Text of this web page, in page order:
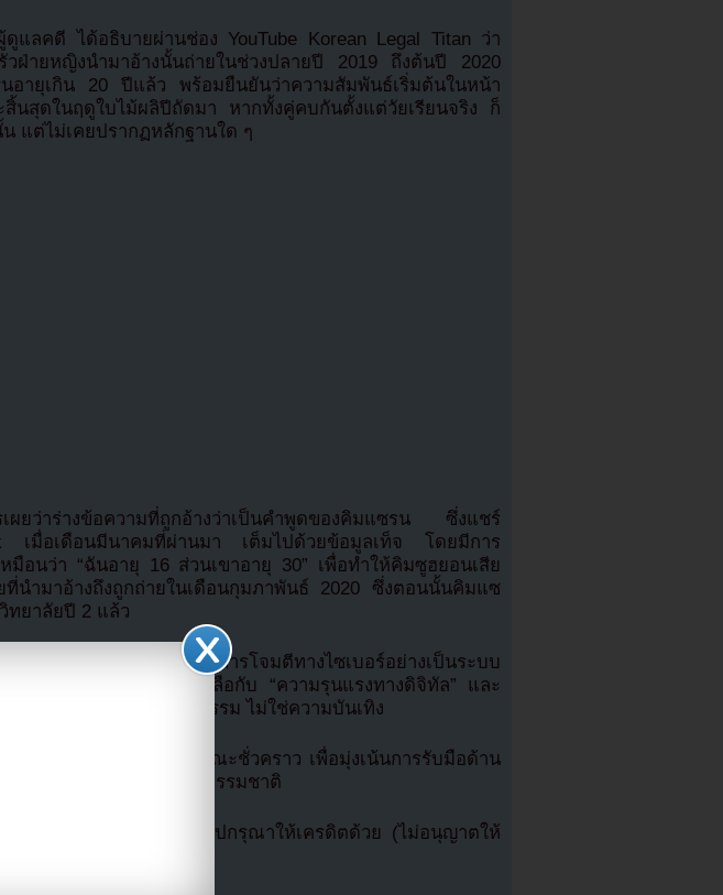
แลคดี ได้อธิบายผ่านช่อง YouTube Korean Legal Titan ว่า
วฝ่ายหญิงนำมาอ้างนั้นถ่ายในช่วงปลายปี 2019 ถึงต้นปี 2020
อายุเกิน 20 ปีแล้ว พร้อมยืนยันว่าความสัมพันธ์เริ่มต้นในหน้า
นสุดในฤดูใบไม้ผลิปีถัดมา หากทั้งคู่คบกันตั้งแต่วัยเรียนจริง ก็
แต่ไม่เคยปรากฏหลักฐานใด ๆ
เผยว่าร่างข้อความที่ถูกอ้างว่าเป็นคำพูดของคิมแซรน ซึ่งแชร์
เมื่อเดือนมีนาคมที่ผ่านมา เต็มไปด้วยข้อมูลเท็จ โดยมีการ
มือนว่า “ฉันอายุ 16 ส่วนเขาอายุ 30” เพื่อทำให้คิมซูฮยอนเสีย
นำมาอ้างถึงถูกถ่ายในเดือนกุมภาพันธ์ 2020 ซึ่งตอนนั้นคิมแซ
ทยาลัยปี 2 แล้ว
า “คิมซูฮยอนกำลังเผชิญการโจมตีทางไซเบอร์อย่างเป็นระบบ
มเปรียบเทียบการปล่อยข่าวลือกับ “ความรุนแรงทางดิจิทัล” และ
มองว่าข่าวลวงเป็นอาชญากรรม ไม่ใช่ความบันเทิง
ได้ถอยห่างจากงานสาธารณะชั่วคราว เพื่อมุ่งเน้นการรับมือด้าน
ามสงบด้วยการใช้เวลาในธรรมชาติ
หากนำออกไปกรุณาให้เครดิตด้วย (ไม่อนุญาตให้